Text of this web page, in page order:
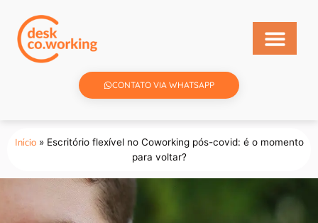
CONTATO VIA WHATSAPP
Início» Escritório flexível no Coworking pós-covid: é o momento
para voltar?